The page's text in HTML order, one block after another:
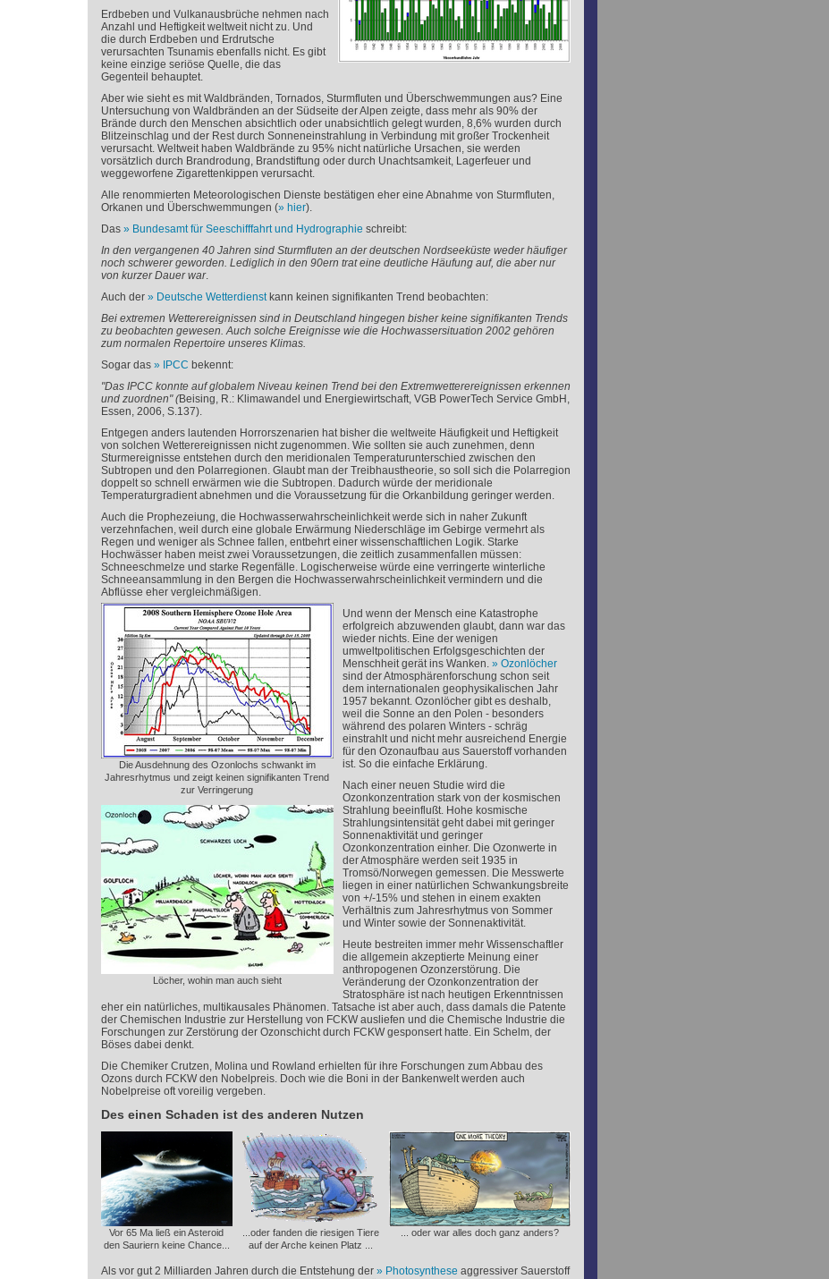
Erdbeben und Vulkanausbrüche nehmen nach
Anzahl und Heftigkeit weltweit nicht zu. Und
die durch Erdbeben und Erdrutsche
verursachten Tsunamis ebenfalls nicht. Es gibt
keine einzige seriöse Quelle, die das
Gegenteil behauptet.
Aber wie sieht es mit Waldbränden, Tornados, Sturmfluten und Überschwemmungen aus? Eine
Untersuchung von Waldbränden an der Südseite der Alpen zeigte, dass mehr als 90% der
Brände durch den Menschen absichtlich oder unabsichtlich gelegt wurden, 8,6% wurden durch
Blitzeinschlag und der Rest durch Sonneneinstrahlung in Verbindung mit großer Trockenheit
verursacht. Weltweit haben Waldbrände zu 95% nicht natürliche Ursachen, sie werden
vorsätzlich durch Brandrodung, Brandstiftung oder durch Unachtsamkeit, Lagerfeuer und
weggeworfene Zigarettenkippen verursacht.
Alle renommierten Meteorologischen Dienste bestätigen eher eine Abnahme von Sturmfluten,
Orkanen und Überschwemmungen (
hier).
Das
Bundesamt für Seeschifffahrt und Hydrographie schreibt:
In den vergangenen 40 Jahren sind Sturmfluten an der deutschen Nordseeküste weder häufiger
noch schwerer geworden. Lediglich in den 90ern trat eine deutliche Häufung auf, die aber nur
von kurzer Dauer war.
Auch der
Deutsche Wetterdienstkann keinen signifikanten Trend beobachten:
Bei extremen Wetterereignissen sind in Deutschland hingegen bisher keine signifikanten Trends
zu beobachten gewesen. Auch solche Ereignisse wie die Hochwassersituation 2002 gehören
zum normalen Repertoire unseres Klimas.
Sogar das
IPCC bekennt:
"Das IPCC konnte auf globalem Niveau keinen Trend bei den Extremwetterereignissen erkennen
und zuordnen" (Beising, R.: Klimawandel und Energiewirtschaft, VGB PowerTech Service GmbH,
Essen, 2006, S.137).
Entgegen anders lautenden Horrorszenarien hat bisher die weltweite Häufigkeit und Heftigkeit
von solchen Wetterereignissen nicht zugenommen. Wie sollten sie auch zunehmen, denn
Sturmereignisse entstehen durch den meridionalen Temperaturunterschied zwischen den
Subtropen und den Polarregionen. Glaubt man der Treibhaustheorie, so soll sich die Polarregion
doppelt so schnell erwärmen wie die Subtropen. Dadurch würde der meridionale
Temperaturgradient abnehmen und die Voraussetzung für die Orkanbildung geringer werden.
Auch die Prophezeiung, die Hochwasserwahrscheinlichkeit werde sich in naher Zukunft
verzehnfachen, weil durch eine globale Erwärmung Niederschläge im Gebirge vermehrt als
Regen und weniger als Schnee fallen, entbehrt einer wissenschaftlichen Logik. Starke
Hochwässer haben meist zwei Voraussetzungen, die zeitlich zusammenfallen müssen:
Schneeschmelze und starke Regenfälle. Logischerweise würde eine verringerte winterliche
Schneeansammlung in den Bergen die Hochwasserwahrscheinlichkeit vermindern und die
Abflüsse eher vergleichmäßigen.
Die Ausdehnung des Ozonlochs schwankt im
Jahresrhytmus und zeigt keinen signifikanten Trend
zur Verringerung
Löcher, wohin man auch sieht
Und wenn der Mensch eine Katastrophe
erfolgreich abzuwenden glaubt, dann war das
wieder nichts. Eine der wenigen
umweltpolitischen Erfolgsgeschichten der
Menschheit gerät ins Wanken.
Ozonlöcher
sind der Atmosphärenforschung schon seit
dem internationalen geophysikalischen Jahr
1957 bekannt. Ozonlöcher gibt es deshalb,
weil die Sonne an den Polen - besonders
während des polaren Winters - schräg
einstrahlt und nicht mehr ausreichend Energie
für den Ozonaufbau aus Sauerstoff vorhanden
ist. So die einfache Erklärung.
Nach einer neuen Studie wird die
Ozonkonzentration stark von der kosmischen
Strahlung beeinflußt. Hohe kosmische
Strahlungsintensität geht dabei mit geringer
Sonnenaktivität und geringer
Ozonkonzentration einher. Die Ozonwerte in
der Atmosphäre werden seit 1935 in
Tromsö/Norwegen gemessen. Die Messwerte
liegen in einer natürlichen Schwankungsbreite
von +/-15% und stehen in einem exakten
Verhältnis zum Jahresrhytmus von Sommer
und Winter sowie der Sonnenaktivität.
Heute bestreiten immer mehr Wissenschaftler
die allgemein akzeptierte Meinung einer
anthropogenen Ozonzerstörung. Die
Veränderung der Ozonkonzentration der
Stratosphäre ist nach heutigen Erkenntnissen
eher ein natürliches, multikausales Phänomen. Tatsache ist aber auch, dass damals die Patente
der Chemischen Industrie zur Herstellung von FCKW ausliefen und die Chemische Industrie die
Forschungen zur Zerstörung der Ozonschicht durch FCKW gesponsert hatte. Ein Schelm, der
Böses dabei denkt.
Die Chemiker Crutzen, Molina und Rowland erhielten für ihre Forschungen zum Abbau des
Ozons durch FCKW den Nobelpreis. Doch wie die Boni in der Bankenwelt werden auch
Nobelpreise oft voreilig vergeben.
Des einen Schaden ist des anderen Nutzen
Vor 65 Ma ließ ein Asteroid
den Sauriern keine Chance...
...oder fanden die riesigen Tiere
auf der Arche keinen Platz ...
... oder war alles doch ganz anders?
Als vor gut 2 Milliarden Jahren durch die Entstehung der Photosynthese aggressiver Sauerstoff